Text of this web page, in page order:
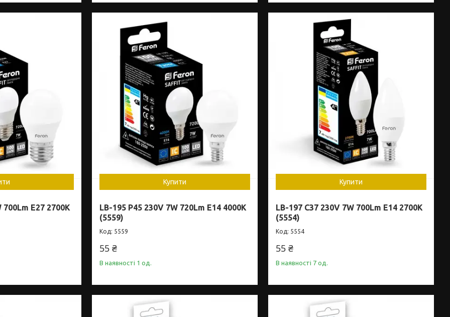
700Lm E27 2700K
Купити
LB-195 P45 230V 7W 720Lm E14 4000K
(5559)
5559
55 ₴
В наявності 1 од.
Купити
LB-197 C37 230V 7W 700Lm E14 2700K
(5554)
5554
55 ₴
В наявності 7 од.